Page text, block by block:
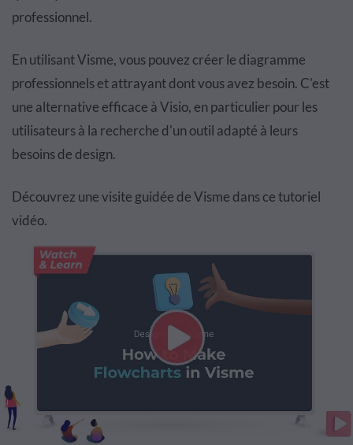
professionnel.
En utilisant Visme, vous pouvez créer le diagramme
professionnels et attrayant dont vous avez besoin. C'est
une alternative efficace à Visio, en particulier pour les
utilisateurs à la recherche d'un outil adapté à leurs
besoins de design.
Découvrez une visite guidée de Visme dans ce tutoriel
vidéo.